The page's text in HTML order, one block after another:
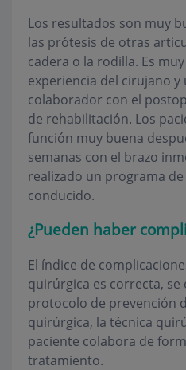
Los resultados son muy
las prótesis de otras
cadera o la rodilla. Es
experiencia del cirujano y
colaborador con el
de rehabilitación. Los
función muy buena
semanas con el brazo
realizado un programa
conducido.
¿Pueden haber
El índice de
quirúrgica es correcta, se
protocolo de prevención
quirúrgica, la técnica
paciente colabora de
tratamiento.